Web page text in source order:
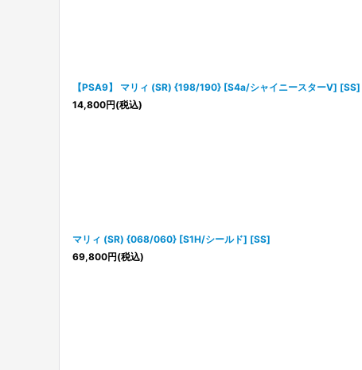
【PSA9】 マリィ (SR) {198/190} [S4a/シャイニースターV] [SS]
14,800円(税込)
マリィ (SR) {068/060} [S1H/シールド] [SS]
69,800円(税込)